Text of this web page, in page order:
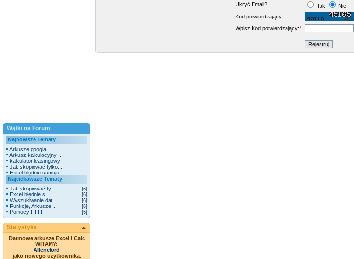
Wątki na Forum
Najnowsze Tematy
Arkusze googla
Arkusz kalkulacyjny ...
kalkulator leasingowy
Jak skopiować tylko...
Excel błędnie sumuje!
Najciekawsze Tematy
Jak skopiować ty...
[6]
Excel błędnie s...
[6]
Wyszukiwanie dat ...
[6]
Funkcje, Arkusze ...
[6]
Pomocy!!!!!!!!!
[5]
Statystyka
Darmowe arkusze Excel i Calc
WITAMY:
Allenelord
jako nowego użytkownika.
Ukryć Email?
Tak
Nie
Kod potwierdzający:
Wpisz Kod potwierdzający:*